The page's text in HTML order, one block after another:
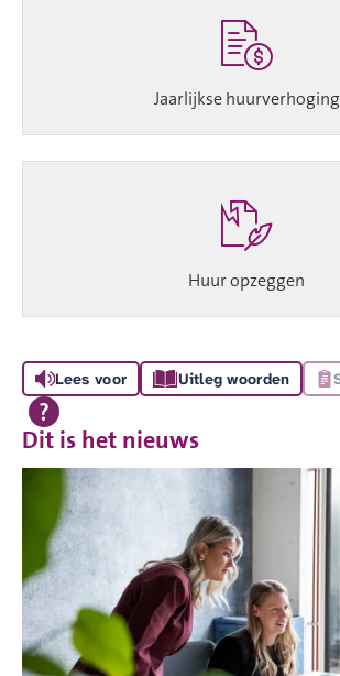
Jaarlijkse huurverhoging
Huur opzeggen
Lees voor Uitleg woorden
Dit is het nieuws